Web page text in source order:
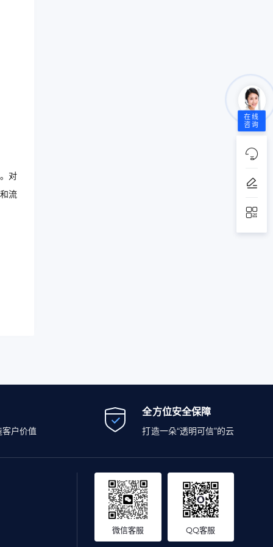
对
流
户价值
全方位安全保障
打造一朵“透明可信”的云
微信客服 QQ客服
在线
咨询